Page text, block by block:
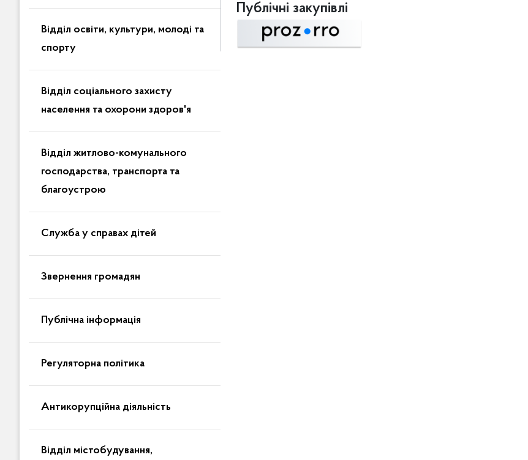
Відділ освіти, культури, молоді та
спорту
Відділ соціального захисту
населення та охорони здоров'я
Відділ житлово-комунального
господарства, транспорта та
благоустрою
Служба у справах дітей
Звернення громадян
Публічна інформація
Регуляторна політика
Антикорупційна діяльність
Відділ містобудування,
Публічні закупівлі